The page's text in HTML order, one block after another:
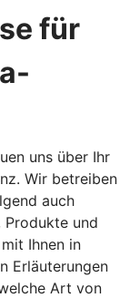
für
uns über Ihr
Wir betreiben
auch
Produkte und
Ihnen in
Erläuterungen
Art von